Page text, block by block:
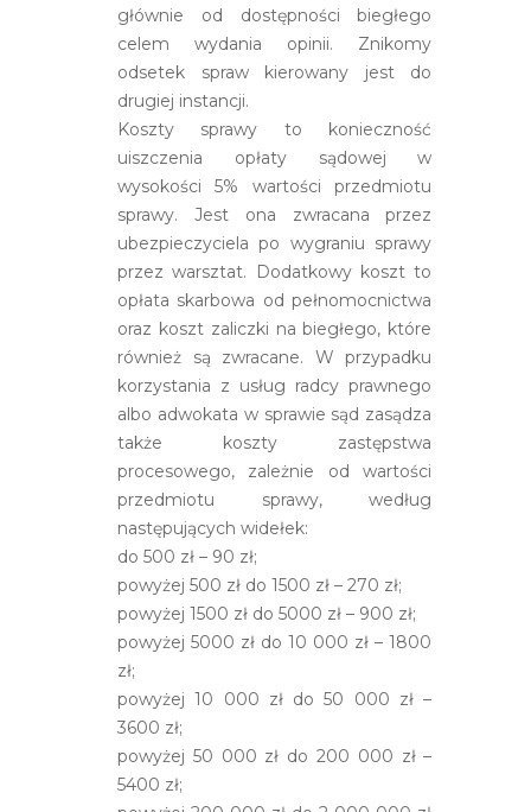
głównie od dostępności biegłego
celem wydania opinii. Znikomy
odsetek spraw kierowany jest do
drugiej instancji.
Koszty sprawy to konieczność
uiszczenia opłaty sądowej w
wysokości 5% wartości przedmiotu
sprawy. Jest ona zwracana przez
ubezpieczyciela po wygraniu sprawy
przez warsztat. Dodatkowy koszt to
opłata skarbowa od pełnomocnictwa
oraz koszt zaliczki na biegłego, które
również są zwracane. W przypadku
korzystania z usług radcy prawnego
albo adwokata w sprawie sąd zasądza
także koszty zastępstwa
procesowego, zależnie od wartości
przedmiotu sprawy, według
następujących widełek:
do 500 zł – 90 zł;
powyżej 500 zł do 1500 zł – 270 zł;
powyżej 1500 zł do 5000 zł – 900 zł;
powyżej 5000 zł do 10 000 zł – 1800
zł;
powyżej 10 000 zł do 50 000 zł –
3600 zł;
powyżej 50 000 zł do 200 000 zł –
5400 zł;